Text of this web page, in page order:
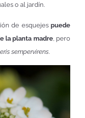
o al jardín.
de esquejespuede
la planta madre, pero
sempervirens.